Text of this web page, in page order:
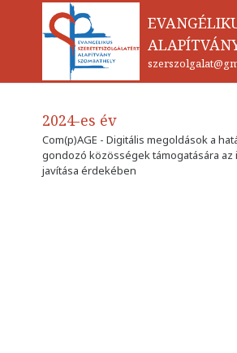
2024-es év
Com(p)AGE - Digitális megoldások a
gondozó közösségek támogatására
javítása érdekében